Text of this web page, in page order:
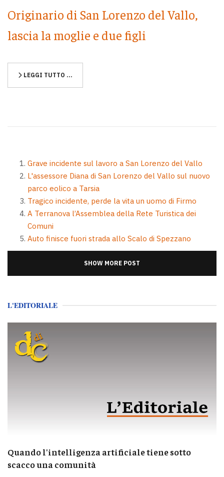
Originario di San Lorenzo del Vallo,
lascia la moglie e due figli
LEGGI TUTTO …
Grave incidente sul lavoro a San Lorenzo del Vallo
L'assessore Diana di San Lorenzo del Vallo sul nuovo
parco eolico a Tarsia
Tragico incidente, perde la vita un uomo di Firmo
A Terranova l’Assemblea della Rete Turistica dei
Comuni
Auto finisce fuori strada allo Scalo di Spezzano
SHOW MORE POST
L'EDITORIALE
Quando l'intelligenza artificiale tiene sotto
scacco una comunità